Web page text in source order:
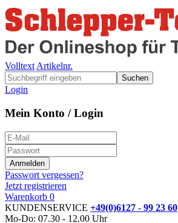
Volltext Artikelnr.
Suchen
Login
Mein Konto / Login
Passwort vergessen?
Jetzt registrieren
Warenkorb 0
KUNDENSERVICE +49(0)6127 - 99 23 60
Mo-Do: 07.30 - 12.00 Uhr